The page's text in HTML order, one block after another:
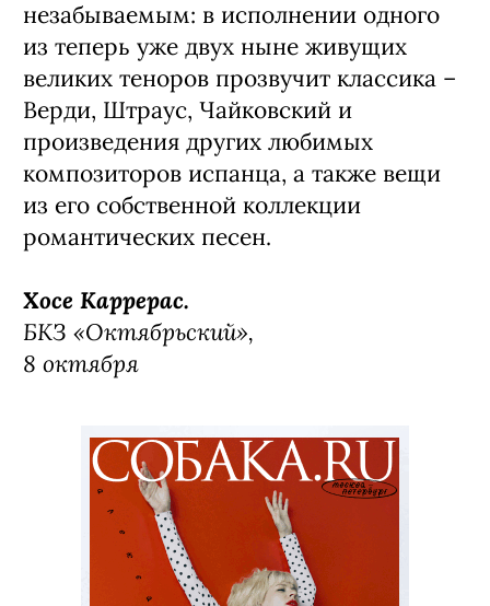
незабываемым: в исполнении одного
из теперь уже двух ныне живущих
великих теноров прозвучит классика –
Верди, Штраус, Чайковский и
произведения других любимых
композиторов испанца, а также вещи
из его собственной коллекции
романтических песен.
Хосе Каррерас.
БКЗ «Октябрьский»,
8 октября